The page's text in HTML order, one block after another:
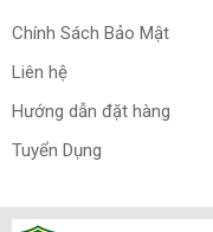
Chính Sách Bảo Mật
Liên hệ
Hướng dẫn đặt hàng
Tuyển Dụng